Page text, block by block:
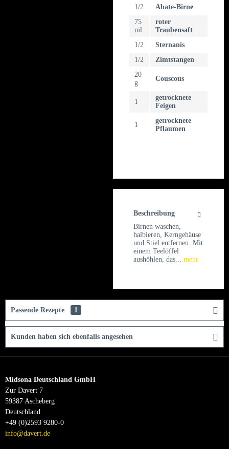
1/2
Abate-Birne
75
ml
roter
Traubensaft
1/2
Sternanis
1/2
Zimtstangen
20
g
Couscous
1
getrocknete
Feigen
1
getrocknete
Pflaumen
Beschreibung
Birnen waschen,
halbieren, Kerngehäuse
und Stiel entfernen. Mit
einem Teelöffel
aushöhlen, das... mehr
Passende Rezepte 1
Kunden haben sich ebenfalls angesehen
Midsona Deutschland GmbH
Zur Davert 7
59387 Ascheberg
Deutschland
+49 (0)2593 9280-0
info@davert.de